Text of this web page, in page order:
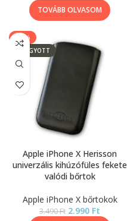
TOVÁBB OLVASOM
-14%
ELFOGYOTT
Apple iPhone X Herisson
univerzális kihúzófüles fekete
valódi bőrtok
Apple iPhone X bőrtokok
3.490Ft 2.990 Ft